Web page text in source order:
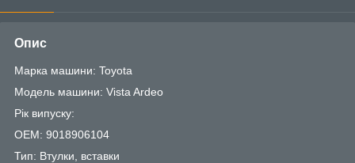
Опис
Марка машини: Toyota
Модель машини: Vista Ardeo
Рік випуску:
OEM: 9018906104
Тип: Втулки, вставки